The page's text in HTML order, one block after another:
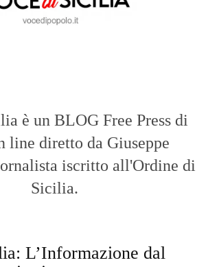
è un BLOG Free Press di
line diretto da Giuseppe
iscritto all'Ordine di
Sicilia.
L’Informazione dal